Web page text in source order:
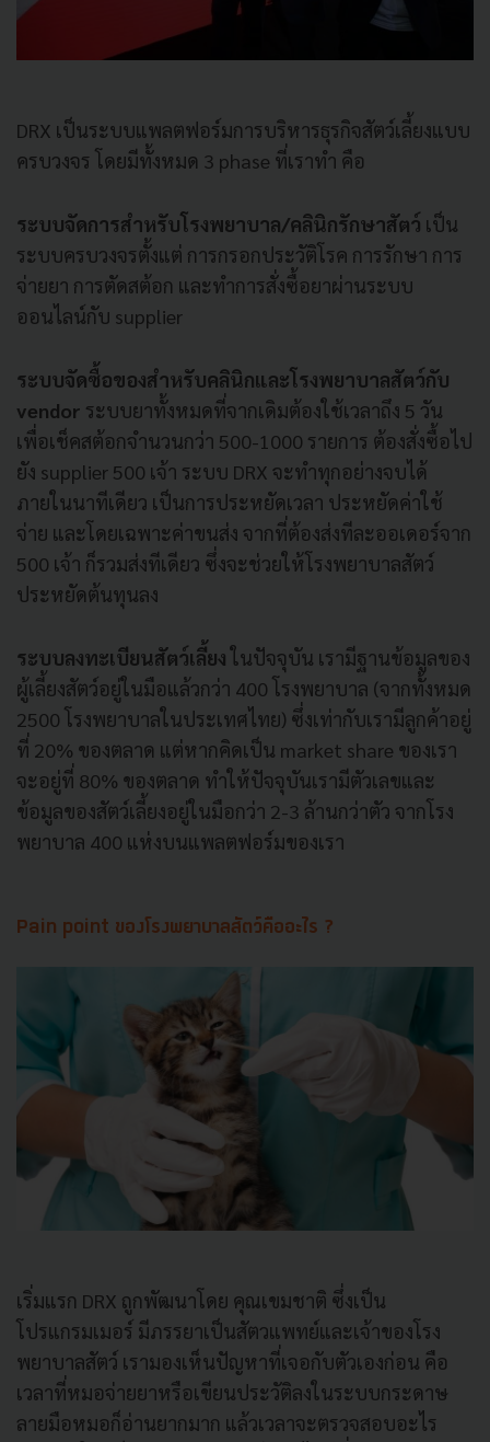
DRX เป็นระบบแพลตฟอร์มการบริหารธุรกิจสัตว์เลี้ยงแบบ
ครบวงจร โดยมีทั้งหมด 3 phase ที่เราทำ คือ
ระบบจัดการสำหรับโรงพยาบาล/คลินิกรักษาสัตว์ เป็น
ระบบครบวงจรตั้งแต่ การกรอกประวัติโรค การรักษา การ
จ่ายยา การตัดสต้อก และทำการสั่งซื้อยาผ่านระบบ
ออนไลน์กับ supplier
ระบบจัดซื้อของสำหรับคลินิกและโรงพยาบาลสัตว์กับ
vendor ระบบยาทั้งหมดที่จากเดิมต้องใช้เวลาถึง 5 วัน
เพื่อเช็คสต้อกจำนวนกว่า 500-1000 รายการ ต้องสั่งซื้อไป
ยัง supplier 500 เจ้า ระบบ DRX จะทำทุกอย่างจบได้
ภายในนาทีเดียว เป็นการประหยัดเวลา ประหยัดค่าใช้
จ่าย และโดยเฉพาะค่าขนส่ง จากที่ต้องส่งทีละออเดอร์จาก
500 เจ้า ก็รวมส่งทีเดียว ซึ่งจะช่วยให้โรงพยาบาลสัตว์
ประหยัดต้นทุนลง
ระบบลงทะเบียนสัตว์เลี้ยงในปัจจุบัน เรามีฐานข้อมูลของ
ผู้เลี้ยงสัตว์อยู่ในมือแล้วกว่า 400 โรงพยาบาล (จากทั้งหมด
2500 โรงพยาบาลในประเทศไทย) ซึ่งเท่ากับเรามีลูกค้าอยู่
ที่ 20% ของตลาด แต่หากคิดเป็น market share ของเรา
จะอยู่ที่ 80% ของตลาด ทำให้ปัจจุบันเรามีตัวเลขและ
ข้อมูลของสัตว์เลี้ยงอยู่ในมือกว่า 2-3 ล้านกว่าตัว จากโรง
พยาบาล 400 แห่งบนแพลตฟอร์มของเรา
Pain point ของโรงพยาบาลสัตว์คืออะไร ?
เริ่มแรก DRX ถูกพัฒนาโดย คุณเขมชาติ ซึ่งเป็น
โปรแกรมเมอร์ มีภรรยาเป็นสัตวแพทย์และเจ้าของโรง
พยาบาลสัตว์ เรามองเห็นปัญหาที่เจอกับตัวเองก่อน คือ
เวลาที่หมอจ่ายยาหรือเขียนประวัติลงในระบบกระดาษ
ลายมือหมอก็อ่านยากมาก แล้วเวลาจะตรวจสอบอะไร